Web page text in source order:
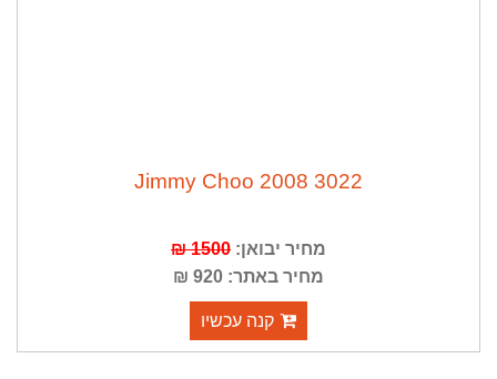
Jimmy Choo 2008 3022
מחיר יבואן:1500 ₪
מחיר באתר: 920 ₪
קנה עכשיו